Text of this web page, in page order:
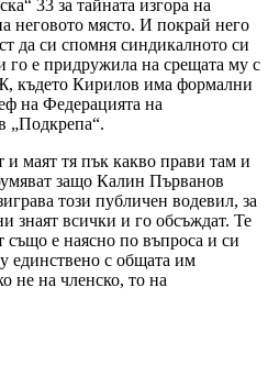
33 за тайната изгора на
неговото място. И покрай него
да си спомня синдикалното си
го е придружила на срещата му с
където Кирилов има формални
на Федерацията на
„Подкрепа“.
и маят тя пък какво прави там и
защо Калин Първанов
този публичен водевил, за
знаят всички и го обсъждат. Те
също е наясно по въпроса и си
единствено с общата им
не на членско, то на